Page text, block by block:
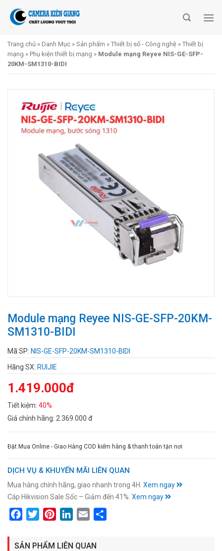
Trang chủ » Danh Mục » Sản phẩm » Thiết bị số - Công nghệ » Thiết bị
mạng » Phụ kiện thiết bị mạng » Module mạng Reyee NIS-GE-SFP-
20KM-SM1310-BIDI
Module mạng Reyee NIS-GE-SFP-20KM-
SM1310-BIDI
Mã SP: NIS-GE-SFP-20KM-SM1310-BIDI
Hãng SX: RUIJIE
1.419.000đ
Tiết kiệm: 40%
Giá chính hãng: 2.369.000 đ
Đặt Mua Online - Giao Hàng COD kiểm hàng & thanh toán tận nơi
DỊCH VỤ & KHUYẾN MÃI LIÊN QUAN
Mua hàng chính hãng, giao nhanh trong 4H. Xem ngay
Cáp Hikvision Sale Sốc – Giảm đến 41%. Xem ngay
FacebookTwitterPinterestLinkedIn
Email
SẢN PHẨM LIÊN QUAN